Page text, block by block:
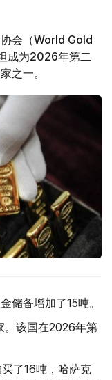
协会（World Gold
成为2026年第二
之一。
储备增加了15吨。
。该国在2026年第
了16吨，哈萨克